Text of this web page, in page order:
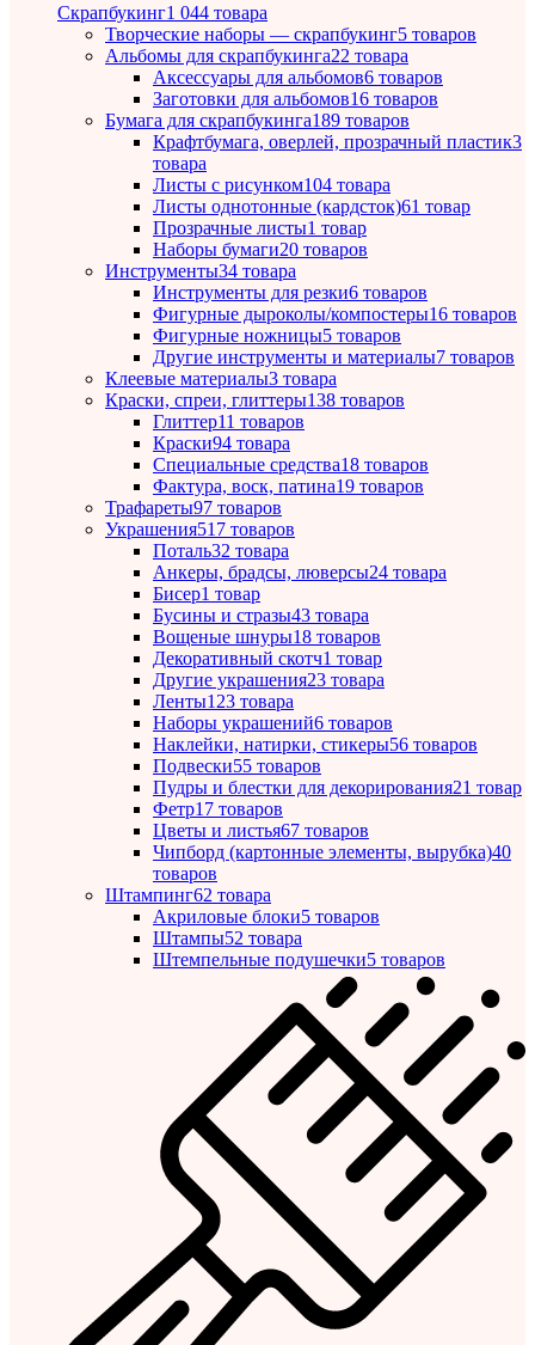
Скрапбукинг1 044 товара
Творческие наборы — скрапбукинг5 товаров
Альбомы для скрапбукинга22 товара
Аксессуары для альбомов6 товаров
Заготовки для альбомов16 товаров
Бумага для скрапбукинга189 товаров
Крафтбумага, оверлей, прозрачный пластик3
товара
Листы c рисунком104 товара
Листы однотонные (кардсток)61 товар
Прозрачные листы1 товар
Наборы бумаги20 товаров
Инструменты34 товара
Инструменты для резки6 товаров
Фигурные дыроколы/компостеры16 товаров
Фигурные ножницы5 товаров
Другие инструменты и материалы7 товаров
Клеевые материалы3 товара
Краски, спреи, глиттеры138 товаров
Глиттер11 товаров
Краски94 товара
Специальные средства18 товаров
Фактура, воск, патина19 товаров
Трафареты97 товаров
Украшения517 товаров
Поталь32 товара
Анкеры, брадсы, люверсы24 товара
Бисер1 товар
Бусины и стразы43 товара
Вощеные шнуры18 товаров
Декоративный скотч1 товар
Другие украшения23 товара
Ленты123 товара
Наборы украшений6 товаров
Наклейки, натирки, стикеры56 товаров
Подвески55 товаров
Пудры и блестки для декорирования21 товар
Фетр17 товаров
Цветы и листья67 товаров
Чипборд (картонные элементы, вырубка)40
товаров
Штампинг62 товара
Акриловые блоки5 товаров
Штампы52 товара
Штемпельные подушечки5 товаров